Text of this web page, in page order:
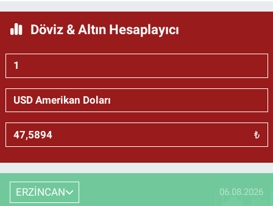
Döviz & Altın Hesaplayıcı
₺
ERZİNCAN 06.08.2026